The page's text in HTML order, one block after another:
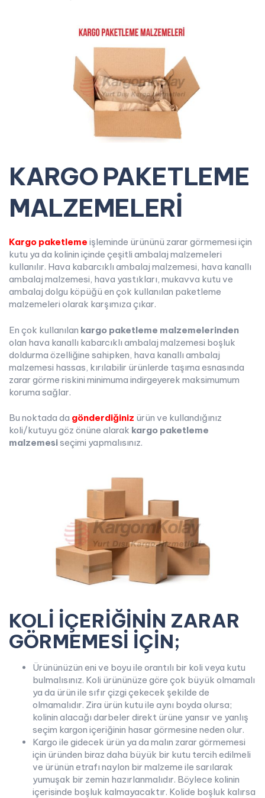
KARGO PAKETLEME
MALZEMELERİ
Kargo paketleme işleminde ürününü zarar görmemesi için
kutu ya da kolinin içinde çeşitli ambalaj malzemeleri
kullanılır. Hava kabarcıklı ambalaj malzemesi, hava kanallı
ambalaj malzemesi, hava yastıkları, mukavva kutu ve
ambalaj dolgu köpüğü en çok kullanılan paketleme
malzemeleri olarak karşımıza çıkar.
En çok kullanılan kargo paketleme malzemelerinden
olan hava kanallı kabarcıklı ambalaj malzemesi boşluk
doldurma özelliğine sahipken, hava kanallı ambalaj
malzemesi hassas, kırılabilir ürünlerde taşıma esnasında
zarar görme riskini minimuma indirgeyerek maksimumum
koruma sağlar.
Bu noktada da gönderdiğiniz ürün ve kullandığınız
koli/kutuyu göz önüne alarak kargo paketleme
malzemesiseçimi yapmalısınız.
KOLİ İÇERİĞİNİN ZARAR
GÖRMEMESİ İÇİN;
Ürününüzün eni ve boyu ile orantılı bir koli veya kutu
bulmalısınız. Koli ürününüze göre çok büyük olmamalı
ya da ürün ile sıfır çizgi çekecek şekilde de
olmamalıdır. Zira ürün kutu ile aynı boyda olursa;
kolinin alacağı darbeler direkt ürüne yansır ve yanlış
seçim kargon içeriğinin hasar görmesine neden olur.
Kargo ile gidecek ürün ya da malın zarar görmemesi
için üründen biraz daha büyük bir kutu tercih edilmeli
ve ürünün etrafı naylon bir malzeme ile sarılarak
yumuşak bir zemin hazırlanmalıdır. Böylece kolinin
içerisinde boşluk kalmayacaktır. Kolide boşluk kalırsa